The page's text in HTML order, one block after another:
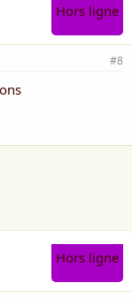
Hors ligne
#8
Hors ligne